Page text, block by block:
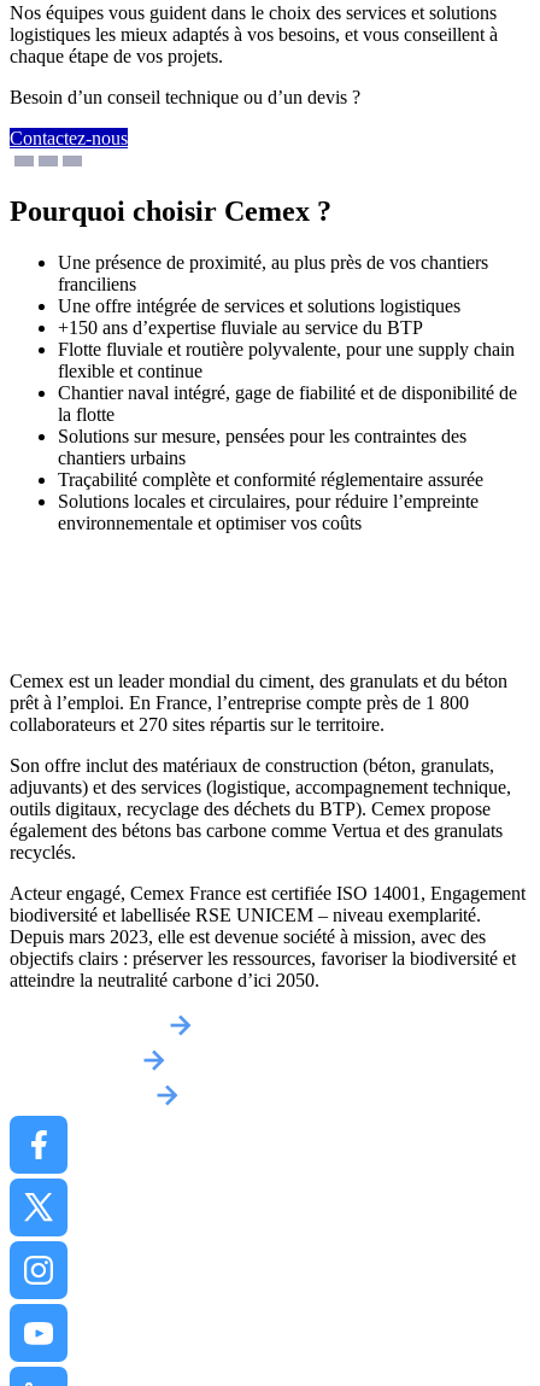
Nos équipes vous guident dans le choix des services et solutions
logistiques les mieux adaptés à vos besoins, et vous conseillent à
chaque étape de vos projets.
Besoin d’un conseil technique ou d’un devis ?
Contactez-nous
Pourquoi choisir Cemex ?
Une présence de proximité, au plus près de vos chantiers
franciliens
Une offre intégrée de services et solutions logistiques
+150 ans d’expertise fluviale au service du BTP
Flotte fluviale et routière polyvalente, pour une supply chain
flexible et continue
Chantier naval intégré, gage de fiabilité et de disponibilité de
la flotte
Solutions sur mesure, pensées pour les contraintes des
chantiers urbains
Traçabilité complète et conformité réglementaire assurée
Solutions locales et circulaires, pour réduire l’empreinte
environnementale et optimiser vos coûts
Cemex est un leader mondial du ciment, des granulats et du béton
prêt à l’emploi. En France, l’entreprise compte près de 1 800
collaborateurs et 270 sites répartis sur le territoire.
Son offre inclut des matériaux de construction (béton, granulats,
adjuvants) et des services (logistique, accompagnement technique,
outils digitaux, recyclage des déchets du BTP). Cemex propose
également des bétons bas carbone comme Vertua et des granulats
recyclés.
Acteur engagé, Cemex France est certifiée ISO 14001, Engagement
biodiversité et labellisée RSE UNICEM – niveau exemplarité.
Depuis mars 2023, elle est devenue société à mission, avec des
objectifs clairs : préserver les ressources, favoriser la biodiversité et
atteindre la neutralité carbone d’ici 2050.